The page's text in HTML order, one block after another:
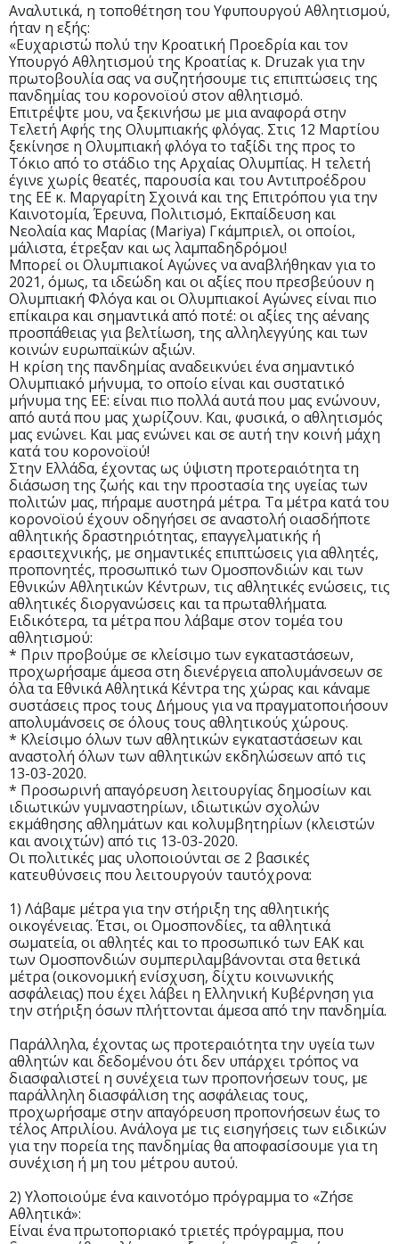
Αναλυτικά, η τοποθέτηση του Υφυπουργού Αθλητισμού,
ήταν η εξής:
«Ευχαριστώ πολύ την Κροατική Προεδρία και τον
Υπουργό Αθλητισμού της Κρoατίας κ. Druzak για την
πρωτοβουλία σας να συζητήσουμε τις επιπτώσεις της
πανδημίας του κορονοϊού στον αθλητισμό.
Επιτρέψτε μου, να ξεκινήσω με μια αναφορά στην
Τελετή Αφής της Ολυμπιακής φλόγας. Στις 12 Μαρτίου
ξεκίνησε η Ολυμπιακή φλόγα το ταξίδι της προς το
Τόκιο από το στάδιο της Αρχαίας Ολυμπίας. H τελετή
έγινε χωρίς θεατές, παρουσία και του Αντιπροέδρου
της ΕΕ κ. Μαργαρίτη Σχοινά και της Επιτρόπου για την
Καινοτομία, Έρευνα, Πολιτισμό, Εκπαίδευση και
Νεολαία κας Μαρίας (Mariya) Γκάμπριελ, οι οποίοι,
μάλιστα, έτρεξαν και ως λαμπαδηδρόμοι!
Μπορεί οι Ολυμπιακοί Αγώνες να αναβλήθηκαν για το
2021, όμως, τα ιδεώδη και οι αξίες που πρεσβεύουν η
Ολυμπιακή Φλόγα και οι Ολυμπιακοί Αγώνες είναι πιο
επίκαιρα και σημαντικά από ποτέ: οι αξίες της αέναης
προσπάθειας για βελτίωση, της αλληλεγγύης και των
κοινών ευρωπαϊκών αξιών.
Η κρίση της πανδημίας αναδεικνύει ένα σημαντικό
Ολυμπιακό μήνυμα, το οποίο είναι και συστατικό
μήνυμα της ΕΕ: είναι πιο πολλά αυτά που μας ενώνουν,
από αυτά που μας χωρίζουν. Και, φυσικά, ο αθλητισμός
μας ενώνει. Και μας ενώνει και σε αυτή την κοινή μάχη
κατά του κορονοϊού!
Στην Ελλάδα, έχοντας ως ύψιστη προτεραιότητα τη
διάσωση της ζωής και την προστασία της υγείας των
πολιτών μας, πήραμε αυστηρά μέτρα. Τα μέτρα κατά του
κορονοϊού έχουν οδηγήσει σε αναστολή οιασδήποτε
αθλητικής δραστηριότητας, επαγγελματικής ή
ερασιτεχνικής, με σημαντικές επιπτώσεις για αθλητές,
προπονητές, προσωπικό των Ομοσπονδιών και των
Εθνικών Αθλητικών Κέντρων, τις αθλητικές ενώσεις, τις
αθλητικές διοργανώσεις και τα πρωταθλήματα.
Ειδικότερα, τα μέτρα που λάβαμε στον τομέα του
αθλητισμού:
* Πριν προβούμε σε κλείσιμο των εγκαταστάσεων,
προχωρήσαμε άμεσα στη διενέργεια απολυμάνσεων σε
όλα τα Εθνικά Αθλητικά Κέντρα της χώρας και κάναμε
συστάσεις προς τους Δήμους για να πραγματοποιήσουν
απολυμάνσεις σε όλους τους αθλητικούς χώρους.
* Κλείσιμο όλων των αθλητικών εγκαταστάσεων και
αναστολή όλων των αθλητικών εκδηλώσεων από τις
13-03-2020.
* Προσωρινή απαγόρευση λειτουργίας δημοσίων και
ιδιωτικών γυμναστηρίων, ιδιωτικών σχολών
εκμάθησης αθλημάτων και κολυμβητηρίων (κλειστών
και ανοιχτών) από τις 13-03-2020.
Οι πολιτικές μας υλοποιούνται σε 2 βασικές
κατευθύνσεις που λειτουργούν ταυτόχρονα:
1) Λάβαμε μέτρα για την στήριξη της αθλητικής
οικογένειας. Έτσι, οι Ομοσπονδίες, τα αθλητικά
σωματεία, οι αθλητές και το προσωπικό των ΕΑΚ και
των Ομοσπονδιών συμπεριλαμβάνονται στα θετικά
μέτρα (οικονομική ενίσχυση, δίχτυ κοινωνικής
ασφάλειας) που έχει λάβει η Ελληνική Κυβέρνηση για
την στήριξη όσων πλήττονται άμεσα από την πανδημία.
Παράλληλα, έχοντας ως προτεραιότητα την υγεία των
αθλητών και δεδομένου ότι δεν υπάρχει τρόπος να
διασφαλιστεί η συνέχεια των προπονήσεων τους, με
παράλληλη διασφάλιση της ασφάλειας τους,
προχωρήσαμε στην απαγόρευση προπονήσεων έως το
τέλος Απριλίου. Ανάλογα με τις εισηγήσεις των ειδικών
για την πορεία της πανδημίας θα αποφασίσουμε για τη
συνέχιση ή μη του μέτρου αυτού.
2) Υλοποιούμε ένα καινοτόμο πρόγραμμα το «Ζήσε
Αθλητικά»:
Είναι ένα πρωτοποριακό τριετές πρόγραμμα, που